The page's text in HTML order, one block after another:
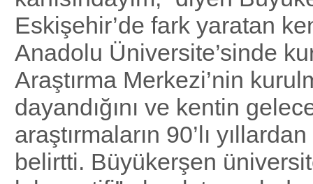
Eskişehir’de fark yaratan
Anadolu Üniversite’sinde
Araştırma Merkezi’nin
dayandığını ve kentin
araştırmaların 90’lı yıllardan
belirtti. Büyükerşen